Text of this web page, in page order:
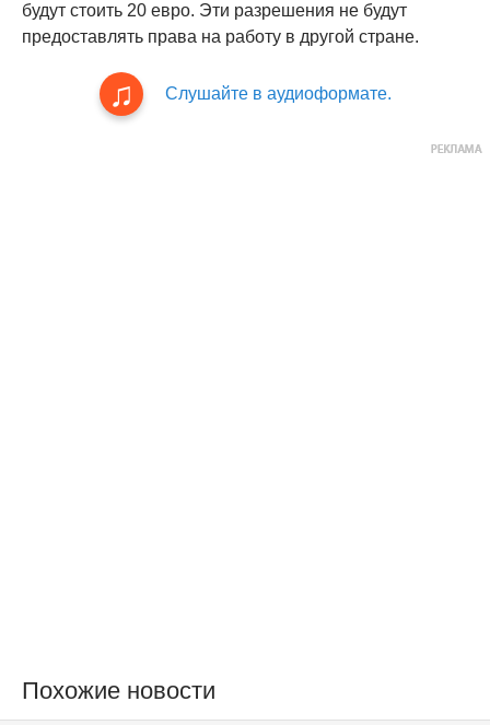
будут стоить 20 евро. Эти разрешения не будут
предоставлять права на работу в другой стране.
Слушайте в аудиоформате.
Похожие новости